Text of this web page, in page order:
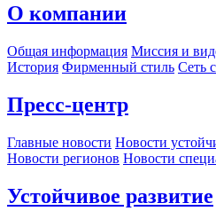
О компании
Общая информация Миссия и
История Фирменный стиль Сеть
Пресс-центр
Главные новости Новости
Новости регионов Новости
Устойчивое развитие